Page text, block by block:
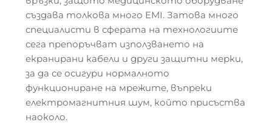
създава толкова много EMI. Затова много
специалисти в сферата на технологиите
сега препоръчват използването на
екранирани кабели и други защитни мерки,
за да се осигури нормалното
функциониране на мрежите, въпреки
електромагнитния шум, който присъства
наоколо.